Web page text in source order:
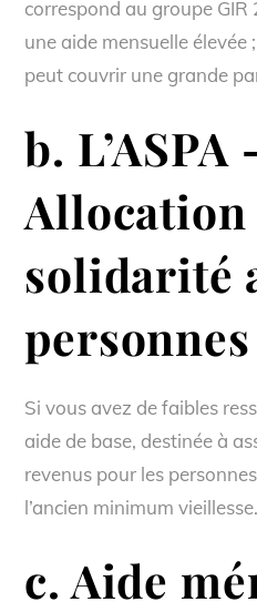
correspond au groupe
une aide mensuelle élevée
peut couvrir une grande
b. L’ASPA
Allocation
solidarité
personnes
Si vous avez de faibles
aide de base, destinée à
revenus pour les
l’ancien minimum vieillesse.
c. Aide